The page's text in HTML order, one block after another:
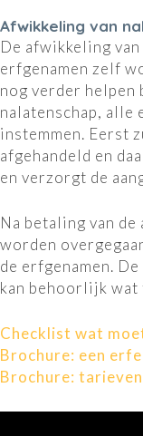
Afwikkeling van
De afwikkeling
erfgenamen zelf
nog verder helpen
nalatenschap, alle
instemmen. Eerst
afgehandeld en
en verzorgt de
Na betaling van
worden
de erfgenamen.
kan behoorlijk wat
Checklist wat
Brochure: een
Brochure: